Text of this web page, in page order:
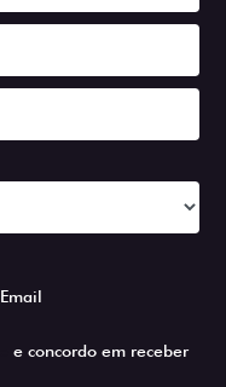
Email
e concordo em receber